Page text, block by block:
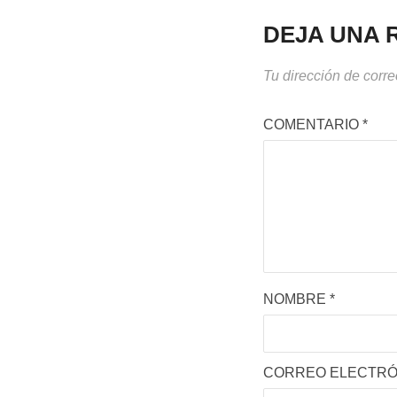
DEJA UNA
Tu dirección de
COMENTARIO *
NOMBRE *
CORREO